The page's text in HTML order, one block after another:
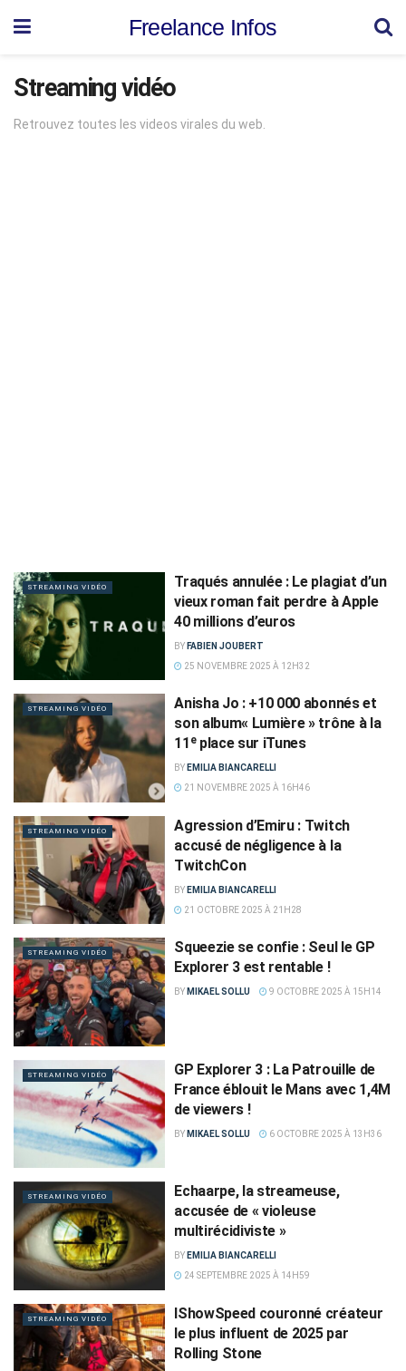
Freelance Infos
Streaming vidéo
Retrouvez toutes les videos virales du web.
STREAMING VIDÉO
Traqués annulée : Le plagiat d’un
vieux roman fait perdre à Apple
40 millions d’euros
BY FABIEN JOUBERT
25 NOVEMBRE 2025 À 12H32
STREAMING VIDÉO
Anisha Jo : +10 000 abonnés et
son album« Lumière » trône à la
11ᵉ place sur iTunes
BY EMILIA BIANCARELLI
21 NOVEMBRE 2025 À 16H46
STREAMING VIDÉO
Agression d’Emiru : Twitch
accusé de négligence à la
TwitchCon
BY EMILIA BIANCARELLI
21 OCTOBRE 2025 À 21H28
STREAMING VIDÉO
Squeezie se confie : Seul le GP
Explorer 3 est rentable !
BY MIKAEL SOLLU 9 OCTOBRE 2025 À 15H14
STREAMING VIDÉO
GP Explorer 3 : La Patrouille de
France éblouit le Mans avec 1,4M
de viewers !
BY MIKAEL SOLLU 6 OCTOBRE 2025 À 13H36
STREAMING VIDÉO
Echaarpe, la streameuse,
accusée de « violeuse
multirécidiviste »
BY EMILIA BIANCARELLI
24 SEPTEMBRE 2025 À 14H59
STREAMING VIDÉO
IShowSpeed couronné créateur
le plus influent de 2025 par
Rolling Stone